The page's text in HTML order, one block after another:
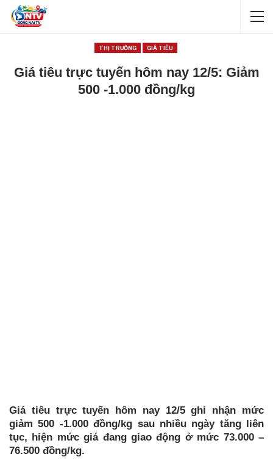
THỊ TRƯỜNG GIÁ TIÊU
Giá tiêu trực tuyến hôm nay 12/5: Giảm
500 -1.000 đồng/kg
Giá tiêu trực tuyến hôm nay 12/5 ghi nhận mức
giảm 500 -1.000 đồng/kg sau nhiều ngày tăng liên
tục, hiện mức giá đang giao động ở mức 73.000 –
76.500 đồng/kg.